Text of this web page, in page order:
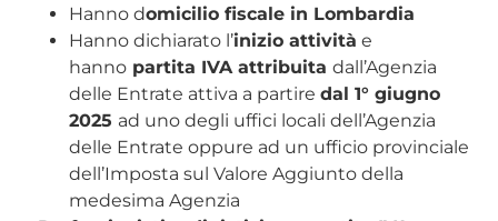
Hanno domicilio fiscale in Lombardia
Hanno dichiarato l’inizio attività e
hanno partita IVA attribuitadall’Agenzia
delle Entrate attiva a partiredal 1° giugno
2025 ad uno degli uffici locali dell’Agenzia
delle Entrate oppure ad un ufficio provinciale
dell’Imposta sul Valore Aggiunto della
medesima Agenzia